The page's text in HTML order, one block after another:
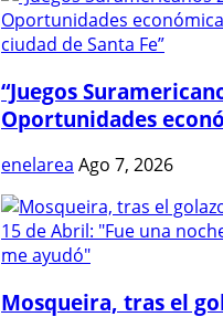
“Juegos
Oportunidades
enelarea Ago 7, 2026
Mosqueira, tras el